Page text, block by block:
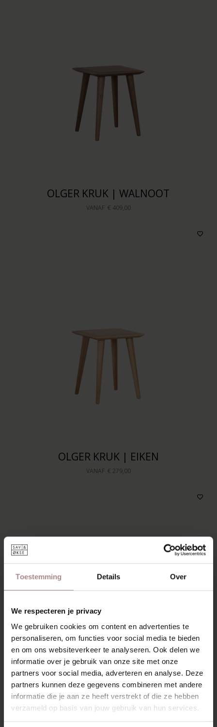
Toestemming Details Over
We respecteren je privacy
We gebruiken cookies om content en advertenties te
personaliseren, om functies voor social media te bieden
en om ons websiteverkeer te analyseren. Ook delen we
informatie over je gebruik van onze site met onze
partners voor social media, adverteren en analyse. Deze
partners kunnen deze gegevens combineren met andere
informatie die je aan ze heeft verstrekt of die ze hebben
verzameld op basis van jouw gebruik van hun services.
OLGER KRUK | WALNOOT
VANAF € 409,00
OLGER KRUK | EIKEN
VANAF € 279,00
OLGER KRUK | BEUKEN